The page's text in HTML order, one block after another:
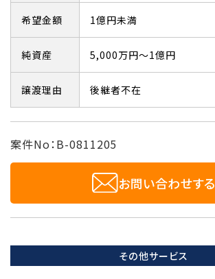
希望金額 1億円未満
純資産 5,000万円～1億円
譲渡理由 後継者不在
案件No：B-0811205
お問い合わせする
その他サービス